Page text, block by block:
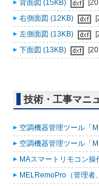
背面図 (15KB)
右側面図 (12KB)
左側面図 (13KB)
下面図 (13KB)
技術・工事マニ
空調機器管理ツール「
空調機器管理ツール「
MAスマートリモコン
MELRemoPro（管理者